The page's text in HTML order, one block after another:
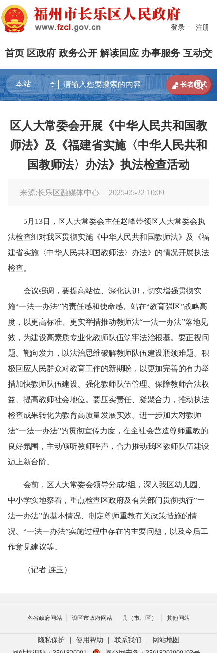
登录 | 注册
首页 区政府 政务公开 解读回应 办事服务 互动交

 长者模式
区人大常委会开展《中华人民共和国教
师法》及《福建省实施〈中华人民共和
国教师法〉办法》执法检查活动
来源:长乐区融媒体中心 2025-05-22 10:09
5月13日，区人大常委会主任赵峰带领区人大常委会执
法检查组对我区贯彻实施《中华人民共和国教师法》及《福
建省实施〈中华人民共和国教师法〉办法》的情况开展执法
检查。
会议强调，要提高站位、深化认识，切实增强贯彻实
施“一法一办法”的责任感和使命感。站在“教育强区”战略高
度，以更高标准、更实举措推动教师法“一法一办法”落地见
效，为建设高素质专业化教师队伍筑牢法治根基。要正视问
题、靶向发力，以法治思维破解教师队伍建设瓶颈难题。积
极回应人民群众对教育工作的新期盼，以更加完善的有力举
措加快教师队伍建设、强化教师队伍管理、保障教师合法权
益、提高教师社会地位。要压实责任、凝聚合力，推动执法
检查成果转化为教育高质量发展实效。进一步加大对教师
法“一法一办法”的贯彻宣传力度，在全社会营造尊师重教的
良好氛围，主动倾听教师呼声，合力推动我区教师队伍建设
迈上新台阶。
会前，区人大常委会领导分成2组，深入我区幼儿园、
中小学实地察看，重点检查区政府及有关部门贯彻执行“一
法一办法”的基本情况、制定尊师重教有关政策措施的情
况、“一法一办法”实施过程中存在的主要问题，以及今后工
作意见建议等。
（记者 连玉）
各省政府网站 设区市政府网站 县（市、区） 其他网站
隐私保护 使用帮助 联系我们
网站地图